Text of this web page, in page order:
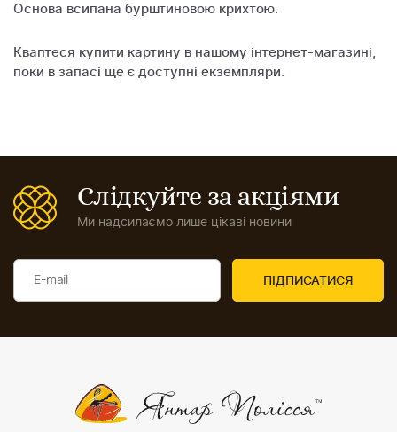
Основа всипана бурштиновою крихтою.
Кваптеся купити картину в нашому інтернет-магазині,
поки в запасі ще є доступні екземпляри.
Слідкуйте за акціями
Ми надсилаємо лише цікаві новини